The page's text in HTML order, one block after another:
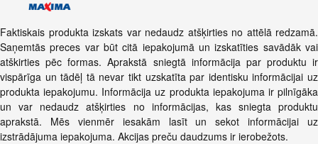
Faktiskais produkta izskats var nedaudz atšķirties no attēlā redzamā.
Saņemtās preces var būt citā iepakojumā un izskatīties savādāk vai
atškirties pēc formas. Aprakstā sniegtā informācija par produktu ir
vispārīga un tādēļ tā nevar tikt uzskatīta par identisku informācijai uz
produkta iepakojumu. Informācija uz produkta iepakojuma ir pilnīgāka
un var nedaudz atšķirties no informācijas, kas sniegta produktu
aprakstā. Mēs vienmēr iesakām lasīt un sekot informācijai uz
izstrādājuma iepakojuma. Akcijas preču daudzums ir ierobežots.